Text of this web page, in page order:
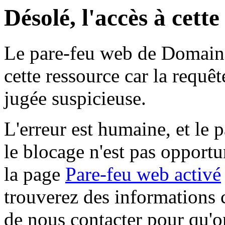
Désolé, l'accès à
Le pare-feu web de
cette ressource car la
jugée suspicieuse.
L'erreur est humaine, et le
le blocage n'est pas
la page Pare-feu web activé
trouverez des informations
de nous contacter pour